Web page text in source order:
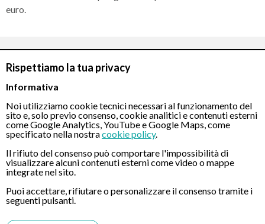
Rispettiamo la tua privacy
Informativa
Noi utilizziamo cookie tecnici necessari al funzionamento del
sito e, solo previo consenso, cookie analitici e contenuti esterni
come Google Analytics, YouTube e Google Maps, come
specificato nella nostracookie policy.
Il rifiuto del consenso può comportare l'impossibilità di
visualizzare alcuni contenuti esterni come video o mappe
integrate nel sito.
Puoi accettare, rifiutare o personalizzare il consenso tramite i
seguenti pulsanti.
euro.
CONTATTI
Chiamaci
Fatti richiamare